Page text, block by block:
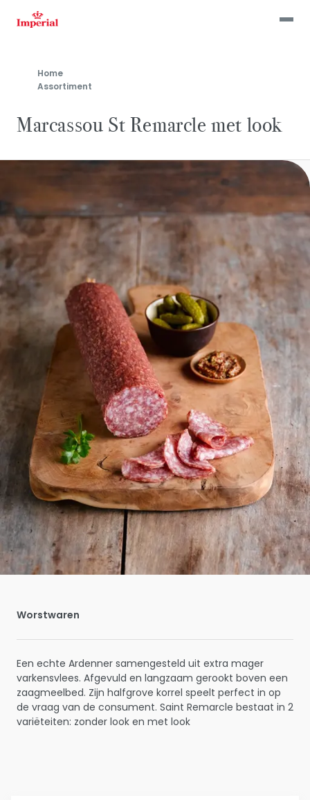
Home
Assortiment
Marcassou St Remarcle met look
Worstwaren
Een echte Ardenner samengesteld uit extra mager
varkensvlees. Afgevuld en langzaam gerookt boven een
zaagmeelbed. Zijn halfgrove korrel speelt perfect in op
de vraag van de consument. Saint Remarcle bestaat in 2
variëteiten: zonder look en met look